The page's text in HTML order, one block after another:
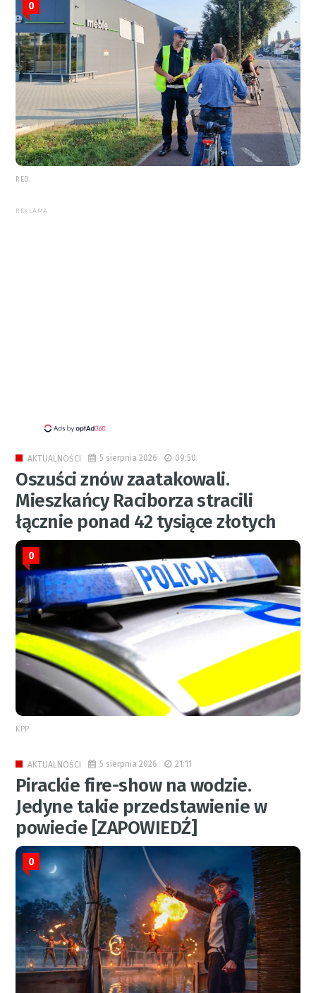
0
RED.
REKLAMA
AKTUALNOŚCI 5 sierpnia 2026 09:50
Oszuści znów zaatakowali.
Mieszkańcy Raciborza stracili
łącznie ponad 42 tysiące złotych
0
KPP
AKTUALNOŚCI 5 sierpnia 2026 21:11
Pirackie fire-show na wodzie.
Jedyne takie przedstawienie w
powiecie [ZAPOWIEDŹ]
0